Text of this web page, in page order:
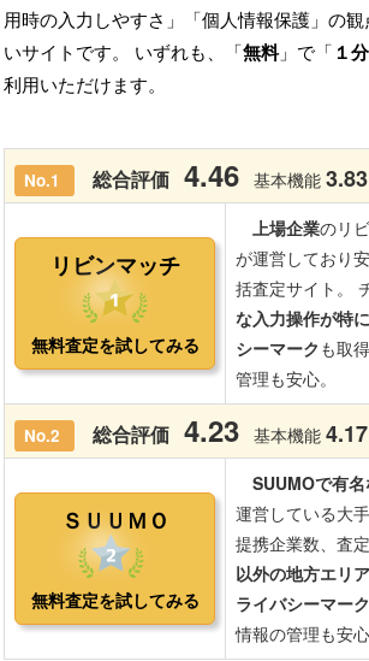
用時の入力しやすさ」「個人情報保護」の
いサイトです。 いずれも、「無料」で「 １
利用いただけます。